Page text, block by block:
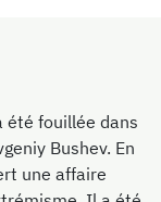
été fouillée dans
Bushev. En
une affaire